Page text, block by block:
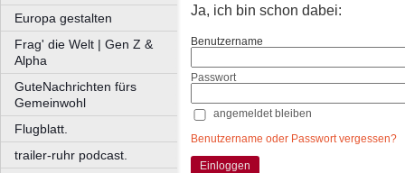
Europa gestalten
Frag' die Welt | Gen Z &
Alpha
GuteNachrichten fürs
Gemeinwohl
Flugblatt.
trailer-ruhr podcast.
Ja, ich bin schon dabei:
Benutzername
Passwort
angemeldet bleiben
Benutzername oder Passwort vergessen?
Einloggen